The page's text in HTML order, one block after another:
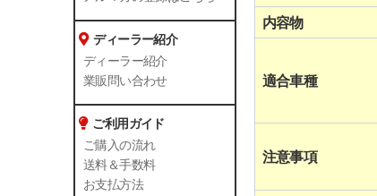
ディーラー紹介
ディーラー紹介
業販問い合わせ
ご利用ガイド
ご購入の流れ
送料＆手数料
お支払方法
内容物
適合車種
注意事項